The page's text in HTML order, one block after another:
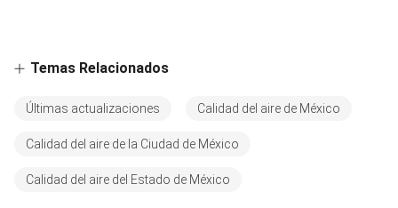
Temas Relacionados
Últimas actualizaciones Calidad del aire de México
Calidad del aire de la Ciudad de México
Calidad del aire del Estado de México